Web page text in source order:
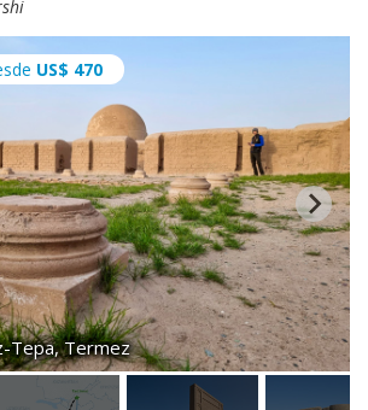
US$ 470
Tepa, Termez